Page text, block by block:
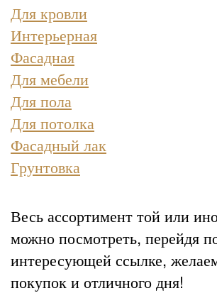
Для кровли
Интерьерная
Фасадная
Для мебели
Для пола
Для потолка
Фасадный лак
Грунтовка
Весь ассортимент той или
можно посмотреть, перейдя
интересующей ссылке,
покупок и отличного дня!